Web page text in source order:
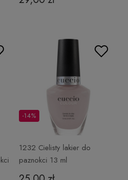
1232 Cielisty lakier do
paznokci 13 ml
TRANSFORMATION
-14%